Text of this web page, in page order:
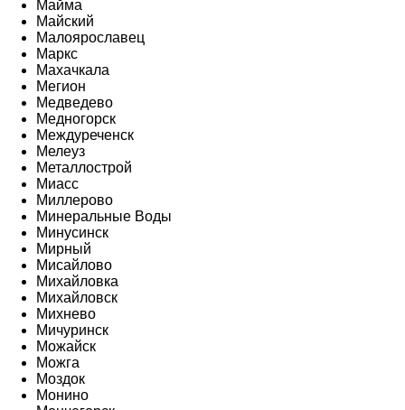
Майма
Майский
Малоярославец
Маркс
Махачкала
Мегион
Медведево
Медногорск
Междуреченск
Мелеуз
Металлострой
Миасс
Миллерово
Минеральные Воды
Минусинск
Мирный
Мисайлово
Михайловка
Михайловск
Михнево
Мичуринск
Можайск
Можга
Моздок
Монино